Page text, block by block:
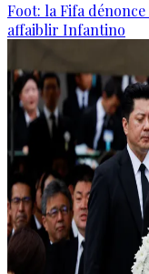
Foot: la Fifa
affaiblir Infantino